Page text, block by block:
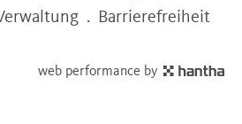
. Barrierefreiheit
web performance by